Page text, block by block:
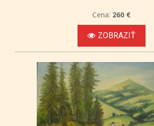
Cena: 260 €
ZOBRAZIŤ